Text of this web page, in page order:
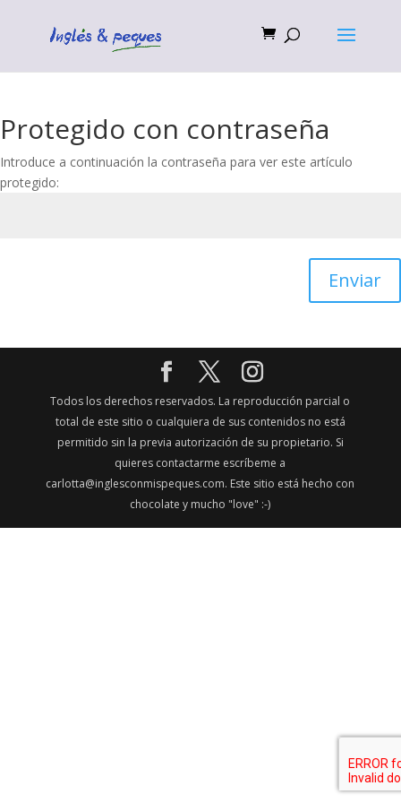
Protegido con contraseña
Introduce a continuación la contraseña para ver este artículo
protegido:
Enviar
Todos los derechos reservados. La reproducción parcial o
total de este sitio o cualquiera de sus contenidos no está
permitido sin la previa autorización de su propietario. Si
quieres contactarme escríbeme a
carlotta@inglesconmispeques.com. Este sitio está hecho con
chocolate y mucho "love" :-)